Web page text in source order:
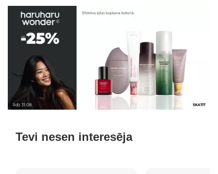
Tevi nesen interesēja